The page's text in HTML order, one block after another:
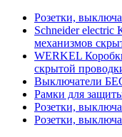
Розетки,
Schneider electric
механизмов
WERKEL
скрытой
Выключатели
Рамки для
Розетки,
Розетки,